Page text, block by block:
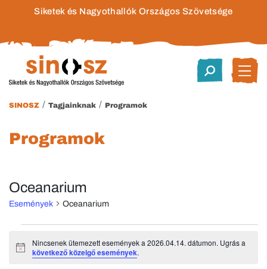
Siketek és Nagyothallók Országos Szövetsége
SINOSZ / Tagjainknak / Programok
Programok
Oceanarium
Események Oceanarium
Események
for
Notice
Nincsenek ütemezett események a 2026.04.14. dátumon. Ugrás a
következő közelgő események.